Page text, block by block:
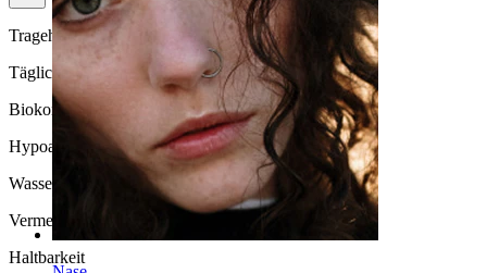
Tragehäufigkeit
Tägliches Tragen
Biokompatibilität
Hypoallergen
Wasserbeständigkeit
Vermeide Wasser
Haltbarkeit